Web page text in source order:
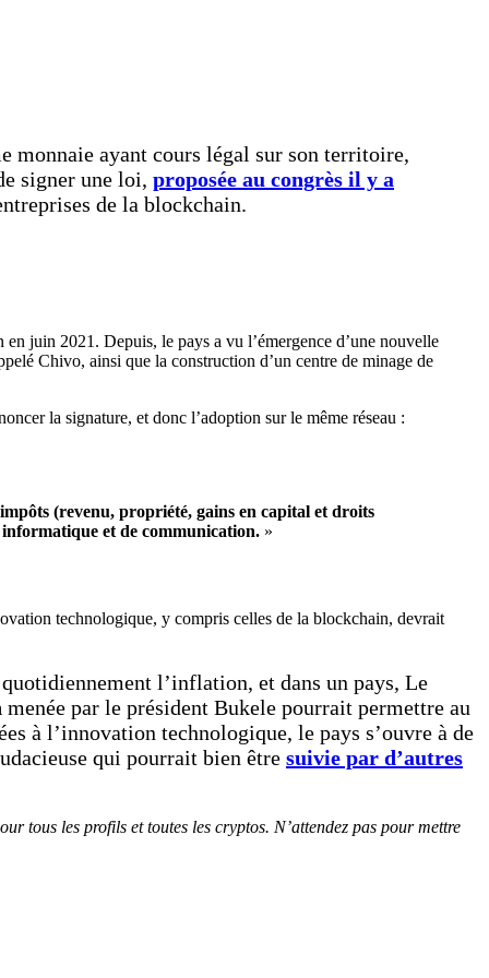
monnaie ayant cours légal sur son territoire,
signer une loi, proposée au congrès il y a
de la blockchain.
juin 2021. Depuis, le pays a vu l’émergence d’une nouvelle
Chivo, ainsi que la construction d’un centre de minage de
la signature, et donc l’adoption sur le même réseau :
(revenu, propriété, gains en capital et droits
et de communication. »
technologique, y compris celles de la blockchain, devrait
l’inflation, et dans un pays, Le
menée par le président Bukele pourrait permettre au
à l’innovation technologique, le pays s’ouvre à de
qui pourrait bien être suivie par d’autres
tous les profils et toutes les cryptos. N’attendez pas pour mettre